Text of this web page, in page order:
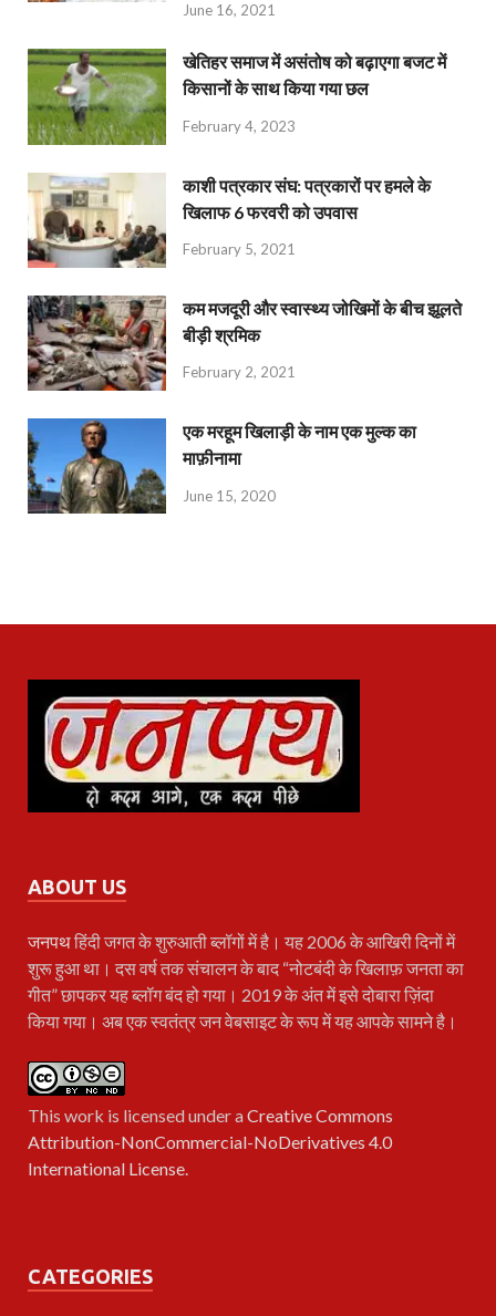
June 16, 2021
खेतिहर समाज में असंतोष को बढ़ाएगा बजट में
किसानों के साथ किया गया छल
February 4, 2023
काशी पत्रकार संघ: पत्रकारों पर हमले के
खिलाफ 6 फरवरी को उपवास
February 5, 2021
कम मजदूरी और स्वास्थ्य जोखिमों के बीच झूलते
बीड़ी श्रमिक
February 2, 2021
एक मरहूम खिलाड़ी के नाम एक मुल्क का
माफ़ीनामा
June 15, 2020
ABOUT US
जनपथहिंदी जगत के शुरुआती ब्लॉगों में है। यह 2006 के आखिरी दिनों में
शुरू हुआ था। दस वर्ष तक संचालन के बाद “नोटबंदी के खिलाफ़ जनता का
गीत” छापकर यह ब्लॉग बंद हो गया। 2019 के अंत में इसे दोबारा ज़िंदा
किया गया। अब एक स्वतंत्र जन वेबसाइट के रूप में यह आपके सामने है।
This work is licensed under aCreative Commons
Attribution-NonCommercial-NoDerivatives 4.0
International License.
CATEGORIES